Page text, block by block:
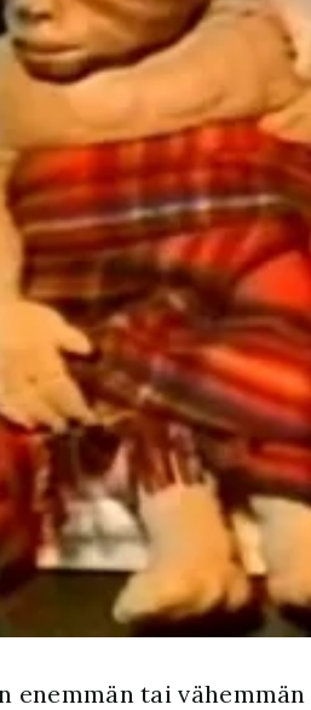
enemmän tai